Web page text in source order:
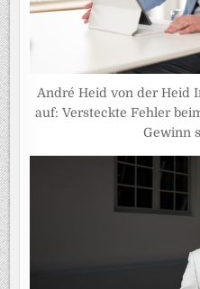
André Heid von der Heid
auf: Versteckte Fehler
Gewinn